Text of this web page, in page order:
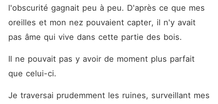
attiré leur colère n'a jamais
eu l'occasion de le regretter
sauf une : une hackeuse
hors pair connue sous le
ils découvrent que cette
l'obscurité gagnait peu à peu. D'après ce que mes
oreilles et mon nez pouvaient capter, il n'y avait
pas âme qui vive dans cette partie des bois.
Il ne pouvait pas y avoir de moment plus parfait
que celui-ci.
Je traversai prudemment les ruines, surveillant mes